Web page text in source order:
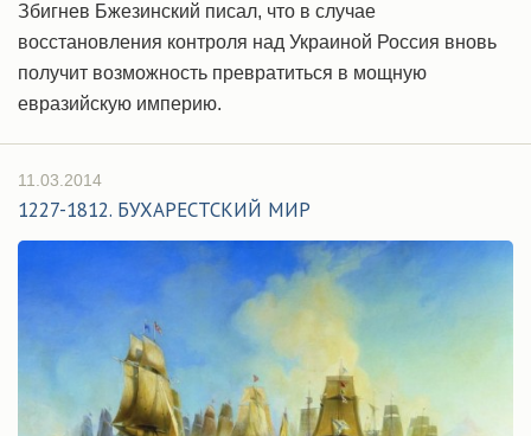
Збигнев Бжезинский писал, что в случае
восстановления контроля над Украиной Россия вновь
получит возможность превратиться в мощную
евразийскую империю.
11.03.2014
1227-1812. БУХАРЕСТСКИЙ МИР